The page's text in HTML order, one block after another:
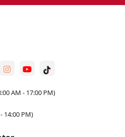
AM - 17:00 PM)
14:00 PM)